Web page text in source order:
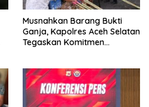
Musnahkan Barang Bukti
Ganja, Kapolres Aceh Selatan
Tegaskan Komitmen